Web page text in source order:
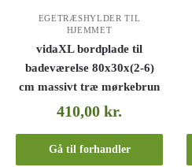
EGETRÆSHYLDER TIL
HJEMMET
vidaXL bordplade til
badeværelse 80x30x(2-6)
cm massivt træ mørkebrun
410,00kr.
Gå til forhandler